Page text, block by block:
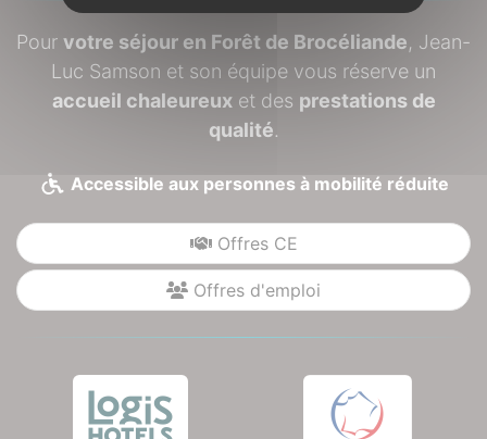
Pour votre séjour en Forêt de Brocéliande, Jean-
Luc Samson et son équipe vous réserve un
accueil chaleureuxet des prestations de
qualité.
Accessible aux personnes à mobilité réduite
Offres CE
Offres d'emploi